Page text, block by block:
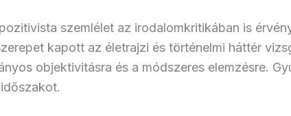
szemlélet az irodalomkritikában is
kapott az életrajzi és történelmi háttér
objektivitásra és a módszeres elemzésre.